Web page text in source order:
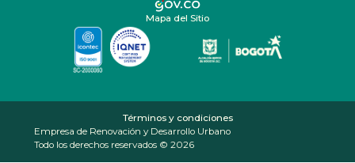
Mapa del Sitio
Términos y condiciones
Empresa de Renovación y Desarrollo Urbano
Todo los derechos reservados © 2026